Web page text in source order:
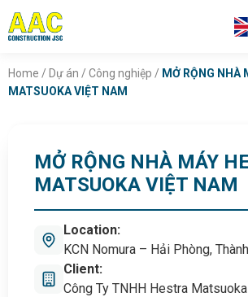
Skip
to
Home / Dự án / Công nghiệp / MỞ RỘNG NHÀ
MATSUOKA VIỆT NAM
MỞ RỘNG NHÀ MÁY
MATSUOKA VIỆT NAM
Location:
KCN Nomura – Hải Phòng,
Phòng, Việt Nam
Client:
Công Ty TNHH Hestra